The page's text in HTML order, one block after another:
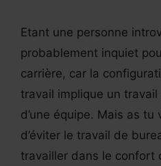
Etant une personne
probablement inquiet
carrière, car la
travail implique un
d’une équipe. Mais as
d’éviter le travail de
travailler dans le confort